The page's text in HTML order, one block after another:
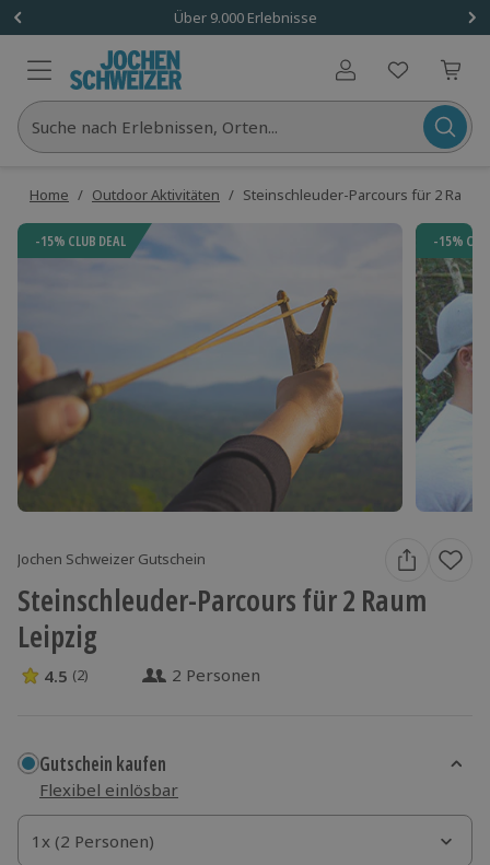
Über 9.000 Erlebnisse
Benutzerkonto
Suche nach Erlebnissen, Orten...
Home / Outdoor Aktivitäten / Steinschleuder-Parcours für 2 Raum
-15% CLUB DEAL -15%
Jochen Schweizer Gutschein
Steinschleuder-Parcours für 2 Raum
Leipzig
4.5 Sterne von 5 aus 2 Bewertungen
4.5 (2) 2 Personen
Gutschein kaufen
Flexibel einlösbar
1x (2 Personen)
1x (2 Personen)
1x (2 Personen)